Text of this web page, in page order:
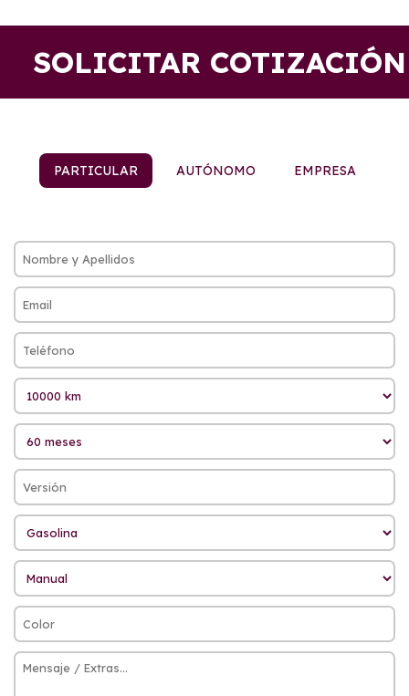
SOLICITAR COTIZACIÓN
PARTICULAR AUTÓNOMO EMPRESA